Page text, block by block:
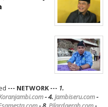
--- NETWORK --- 1.
- 4.Jambiseru.com-